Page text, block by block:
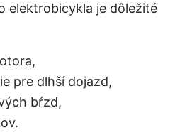
elektrobicykla je dôležité
pre dlhší dojazd,
bŕzd,